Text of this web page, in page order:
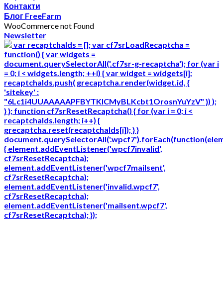
Контакти
Блог FreeFarm
WooCommerce not Found
Newsletter
var recaptchaIds = []; var cf7srLoadRecaptcha =
function() { var widgets =
document.querySelectorAll('.cf7sr-g-recaptcha'); for (var i
= 0; i < widgets.length; ++i) { var widget = widgets[i];
recaptchaIds.push( grecaptcha.render(widget.id, {
'sitekey' :
"6Lc1i4UUAAAAAPFBYTKICMyBLKcbt1OrosnYuYzV" }) );
} }; function cf7srResetRecaptcha() { for (var i = 0; i <
recaptchaIds.length; i++) {
grecaptcha.reset(recaptchaIds[i]); } }
{ element.addEventListener('wpcf7invalid',
cf7srResetRecaptcha);
element.addEventListener('wpcf7mailsent',
cf7srResetRecaptcha);
element.addEventListener('invalid.wpcf7',
cf7srResetRecaptcha);
element.addEventListener('mailsent.wpcf7',
cf7srResetRecaptcha); });